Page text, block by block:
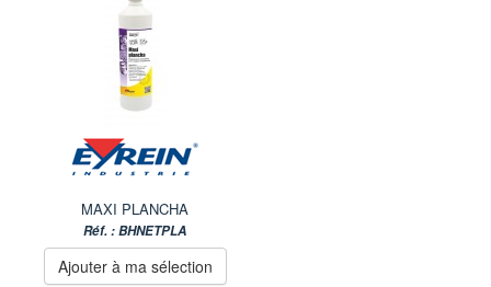
MAXI PLANCHA
Réf. : BHNETPLA
Ajouter à ma sélection